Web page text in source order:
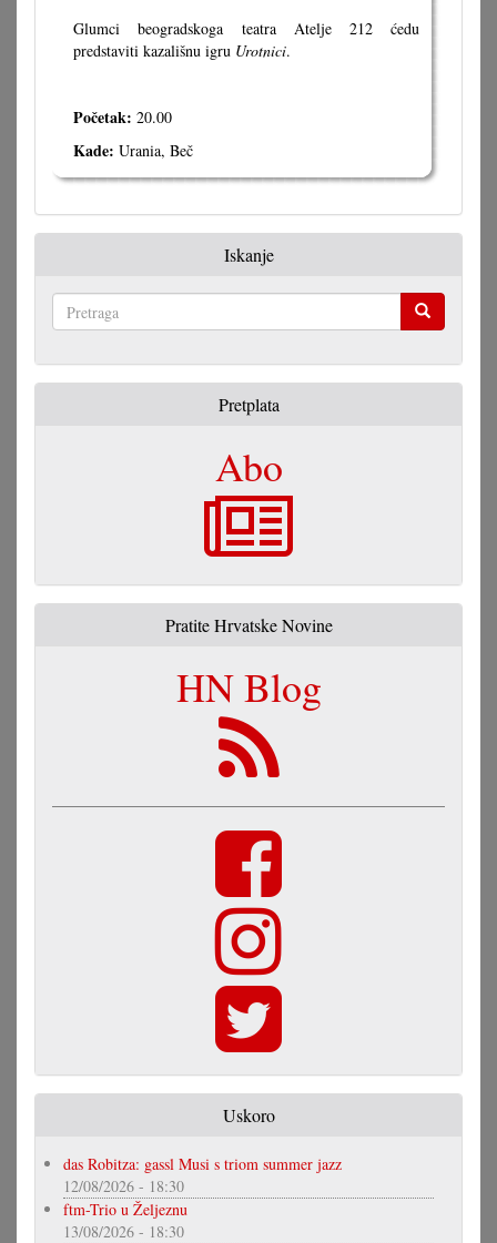
Glumci beogradskoga teatra Atelje 212 ćedu
predstaviti kazališnu igru Urotnici.
Početak: 20.00
Kade: Urania, Beč
Iskanje
Pretplata
Abo
Pratite Hrvatske Novine
HN Blog
Uskoro
das Robitza: gassl Musi s triom summer jazz
12/08/2026 - 18:30
ftm-Trio u Željeznu
13/08/2026 - 18:30